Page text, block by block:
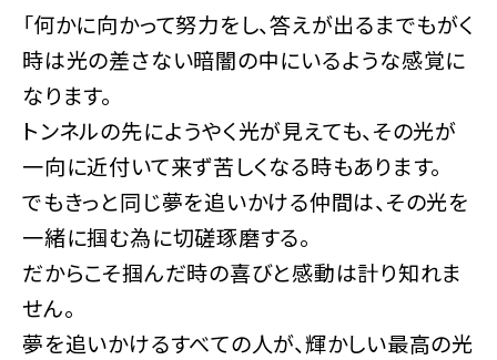
「何かに向かって努力をし、答えが出るまでもがく
時は光の差さない暗闇の中にいるような感覚に
なります。
トンネルの先にようやく光が見えても、その光が
一向に近付いて来ず苦しくなる時もあります。
でもきっと同じ夢を追いかける仲間は、その光を
一緒に掴む為に切磋琢磨する。
だからこそ掴んだ時の喜びと感動は計り知れま
せん。
夢を追いかけるすべての人が、輝かしい最高の光